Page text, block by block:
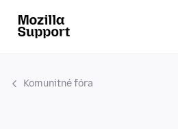
Komunitné fóra